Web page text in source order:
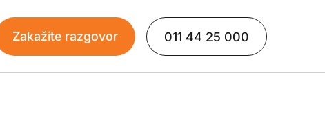
Zakažite razgovor 011 44 25 000